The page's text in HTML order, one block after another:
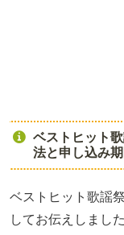
ベストヒット
法と申し込み
ベストヒット歌謡
してお伝えしました